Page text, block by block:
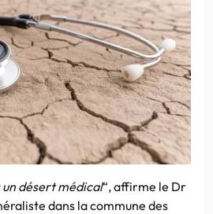
un désert médical“, affirme le Dr
dans la commune des